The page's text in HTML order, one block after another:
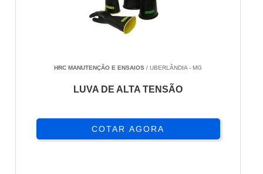
HRC MANUTENÇÃO E ENSAIOS / UBERLÂNDIA - MG
LUVA DE ALTA TENSÃO
COTAR AGORA